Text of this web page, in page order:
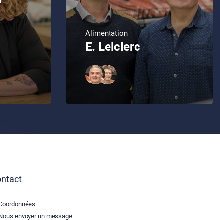
Alimentation
E. Lelclerc
envoyer un message